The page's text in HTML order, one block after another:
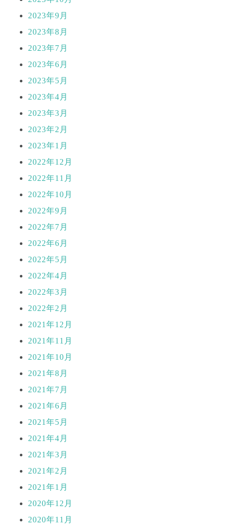
2023年9月
2023年8月
2023年7月
2023年6月
2023年5月
2023年4月
2023年3月
2023年2月
2023年1月
2022年12月
2022年11月
2022年10月
2022年9月
2022年7月
2022年6月
2022年5月
2022年4月
2022年3月
2022年2月
2021年12月
2021年11月
2021年10月
2021年8月
2021年7月
2021年6月
2021年5月
2021年4月
2021年3月
2021年2月
2021年1月
2020年12月
2020年11月